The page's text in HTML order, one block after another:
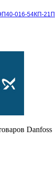
016-54КП-21П
Danfoss